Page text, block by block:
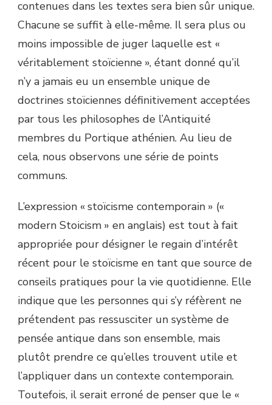
contenues dans les textes sera bien sûr unique.
Chacune se suffit à elle-même. Il sera plus ou
moins impossible de juger laquelle est «
véritablement stoïcienne », étant donné qu’il
n’y a jamais eu un ensemble unique de
doctrines stoïciennes définitivement acceptées
par tous les philosophes de l’Antiquité
membres du Portique athénien. Au lieu de
cela, nous observons une série de points
communs.
L’expression « stoïcisme contemporain » («
modern Stoicism » en anglais) est tout à fait
appropriée pour désigner le regain d’intérêt
récent pour le stoïcisme en tant que source de
conseils pratiques pour la vie quotidienne. Elle
indique que les personnes qui s’y réfèrent ne
prétendent pas ressusciter un système de
pensée antique dans son ensemble, mais
plutôt prendre ce qu’elles trouvent utile et
l’appliquer dans un contexte contemporain.
Toutefois, il serait erroné de penser que le «